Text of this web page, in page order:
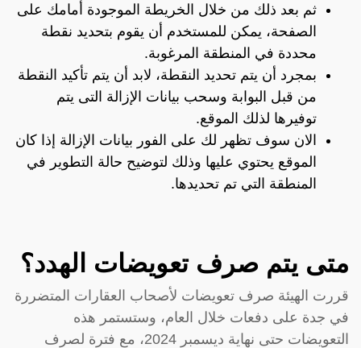
ثم بعد ذلك من خلال الخريطة الموجودة أمامك على
الصفحة، يمكن للمستخدم أن يقوم بتحديد نقطة
محددة في المنطقة المرغوبة.
بمجرد أن يتم تحديد النقطة، لابد أن يتم تأكيد النقطة
من قبل البوابة وسحب بيانات الإزالة التى يتم
توفيرها لذلك الموقع.
الان سوف تظهر لك على الفور بيانات الإزالة إذا كان
الموقع يحتوي عليها وذلك لتوضيح حالة التطوير في
المنطقة التي تم تحديدها.
متى يتم صرف تعويضات الهدد؟
قررت الهيئة صرف تعويضات لأصحاب العقارات المتضررة
في جدة على دفعات خلال العام، وستستمر هذه
التعويضات حتى نهاية ديسمبر 2024، مع فترة لصرف